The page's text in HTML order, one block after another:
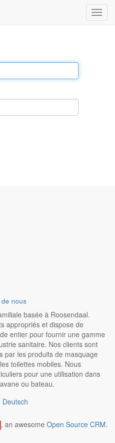
nous
basée à Roosendaal.
appropriés et dispose de
entier pour fournir une gamme
sanitaire. Nos clients sont
par les produits de masquage
toilettes mobiles. Nous
pour une utilisation dans
ou bateau.
Deutsch
, an awesome Open Source CRM.